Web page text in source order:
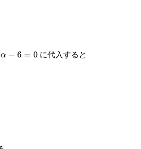
α − 6 = 0に代入すると